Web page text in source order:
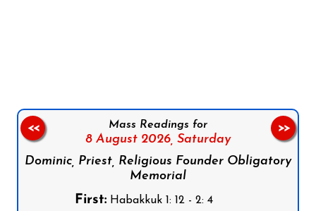
Mass Readings for
8 August 2026, Saturday
Dominic, Priest, Religious Founder Obligatory
Memorial
First:Habakkuk 1: 12 - 2: 4
<< >>